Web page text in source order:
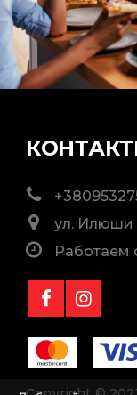
ул. Илюши
Работаем